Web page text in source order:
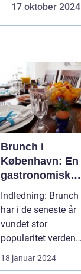
17 oktober 2024
Brunch i
København: En
gastronomisk
oplevelse til
eventyrrejsende
og backpackere
Indledning: Brunch
har i de seneste år
vundet stor
popularitet verden
over, og København
har ikke un...
18 januar 2024